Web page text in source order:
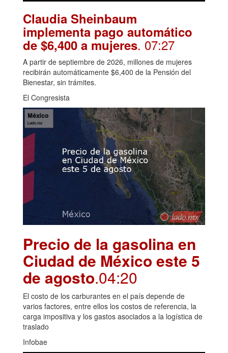
Claudia Sheinbaum
implementa pago automático
de $6,400 a mujeres. 07:27
A partir de septiembre de 2026, millones de mujeres
recibirán automáticamente $6,400 de la Pensión del
Bienestar, sin trámites.
El Congresista
Precio de la gasolina en
Ciudad de México este 5
de agosto.04:20
El costo de los carburantes en el país depende de
varios factores, entre ellos los costos de referencia, la
carga impositiva y los gastos asociados a la logística de
traslado
Infobae